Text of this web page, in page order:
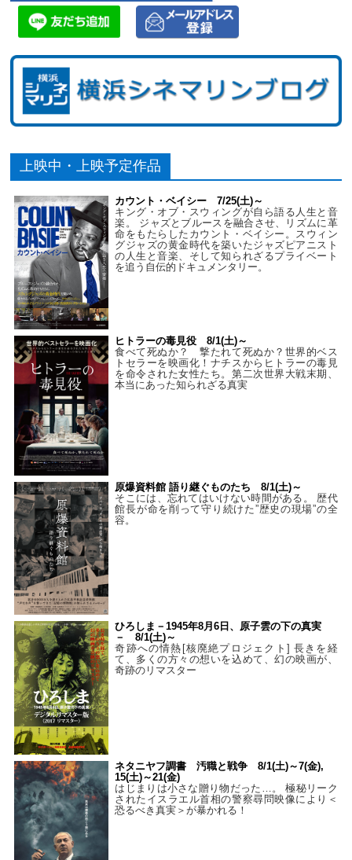
上映中・上映予定作品
カウント・ベイシー 7/25(土)～
キング・オブ・スウィングが自ら語る人生と音
楽。 ジャズとブルースを融合させ、リズムに革
命をもたらしたカウント・ベイシー。スウィン
グジャズの黄金時代を築いたジャズピアニスト
の人生と音楽、そして知られざるプライベート
を追う自伝的ドキュメンタリー。
ヒトラーの毒見役 8/1(土)～
食べて死ぬか？ 撃たれて死ぬか？世界的ベス
トセラーを映画化！ナチスからヒトラーの毒見
を命令された女性たち。第二次世界大戦末期、
本当にあった知られざる真実
原爆資料館 語り継ぐものたち 8/1(土)～
そこには、忘れてはいけない時間がある。 歴代
館長が命を削って守り続けた”歴史の現場”の全
容。
ひろしま－1945年8月6日、原子雲の下の真実
－ 8/1(土)～
奇跡への情熱[核廃絶プロジェクト] 長きを経
て、多くの方々の想いを込めて、幻の映画が、
奇跡のリマスター
ネタニヤフ調書 汚職と戦争 8/1(土)～7(金),
15(土)～21(金)
はじまりは小さな贈り物だった…。 極秘リーク
されたイスラエル首相の警察尋問映像により＜
恐るべき真実＞が暴かれる！